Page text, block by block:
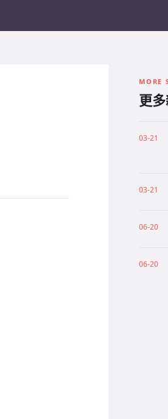
MORE
更
03-21
03-21
06-20
06-20